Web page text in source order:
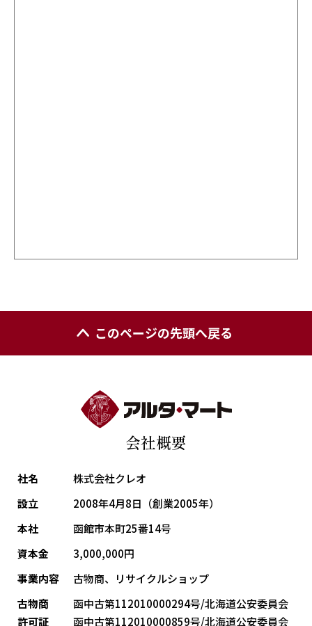
このページの先頭へ戻る
会社概要
社名
株式会社クレオ
設立
2008年4月8日（創業2005年）
本社
函館市本町25番14号
資本金
3,000,000円
事業内容
古物商、リサイクルショップ
古物商
許可証
函中古第112010000294号/北海道公安委員会
函中古第112010000859号/北海道公安委員会